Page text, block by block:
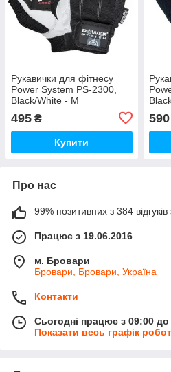
Рукавички для фітнесу
Power System PS-2300,
Black/White - M
495 ₴
Купити
590
Про нас
99% позитивних з 384 відгуків
Працює з 19.06.2016
м. Бровари
Бровари, Бровари, Україна
Контакти
Сьогодні працює з 09:00 до
Показати весь графік